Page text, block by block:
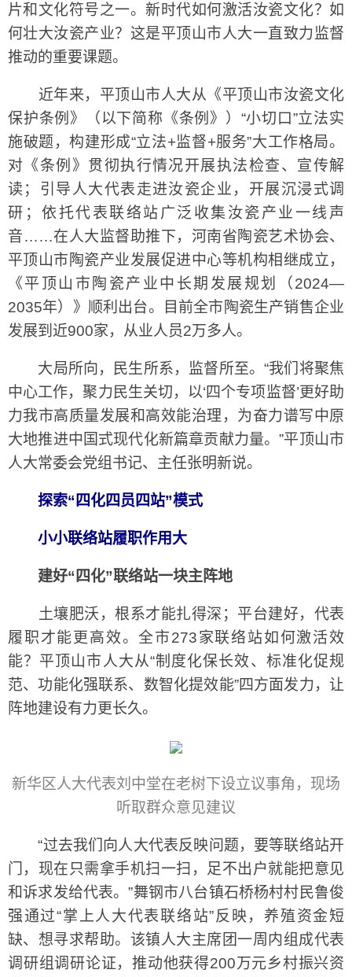
片和文化符号之一。新时代如何激活汝瓷文化？如
何壮大汝瓷产业？这是平顶山市人大一直致力监督
推动的重要课题。
近年来，平顶山市人大从《平顶山市汝瓷文化
保护条例》（以下简称《条例》）“小切口”立法实
施破题，构建形成“立法+监督+服务”大工作格局。
对《条例》贯彻执行情况开展执法检查、宣传解
读；引导人大代表走进汝瓷企业，开展沉浸式调
研；依托代表联络站广泛收集汝瓷产业一线声
音……在人大监督助推下，河南省陶瓷艺术协会、
平顶山市陶瓷产业发展促进中心等机构相继成立，
《平顶山市陶瓷产业中长期发展规划（2024—
2035年）》顺利出台。目前全市陶瓷生产销售企业
发展到近900家，从业人员2万多人。
大局所向，民生所系，监督所至。“我们将聚焦
中心工作，聚力民生关切，以‘四个专项监督’更好助
力我市高质量发展和高效能治理，为奋力谱写中原
大地推进中国式现代化新篇章贡献力量。”平顶山市
人大常委会党组书记、主任张明新说。
探索“四化四员四站”模式
小小联络站履职作用大
建好“四化”联络站一块主阵地
土壤肥沃，根系才能扎得深；平台建好，代表
履职才能更高效。全市273家联络站如何激活效
能？平顶山市人大从“制度化保长效、标准化促规
范、功能化强联系、数智化提效能”四方面发力，让
阵地建设有力更长久。
新华区人大代表刘中堂在老树下设立议事角，现场
听取群众意见建议
“过去我们向人大代表反映问题，要等联络站开
门，现在只需拿手机扫一扫，足不出户就能把意见
和诉求发给代表。”舞钢市八台镇石桥杨村村民鲁俊
强通过“掌上人大代表联络站”反映，养殖资金短
缺、想寻求帮助。该镇人大主席团一周内组成代表
调研组调研论证，推动他获得200万元乡村振兴资